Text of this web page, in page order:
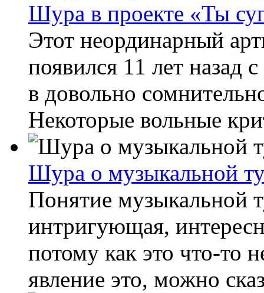
Шура в проекте «Ты
Этот неординарный
появился 11 лет назад
в довольно
Некоторые вольные
Шура о музыкальной
Понятие музыкальной
интригующая,
потому как это что-то
явление это, можно